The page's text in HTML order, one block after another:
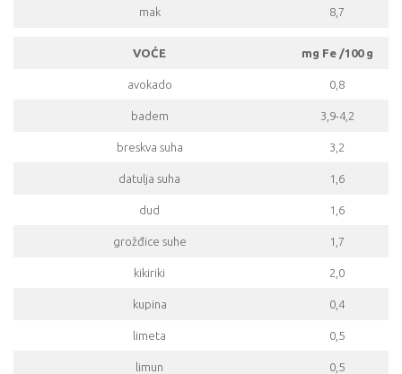
mak 8,7
VOĆE mg Fe /100 g
avokado 0,8
badem 3,9-4,2
breskva suha 3,2
datulja suha 1,6
dud 1,6
grožđice suhe 1,7
kikiriki 2,0
kupina 0,4
limeta 0,5
limun 0,5